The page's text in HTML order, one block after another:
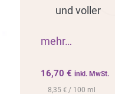
und voller
mehr…
16,70 € inkl. MwSt.
8,35 €/ 100 ml